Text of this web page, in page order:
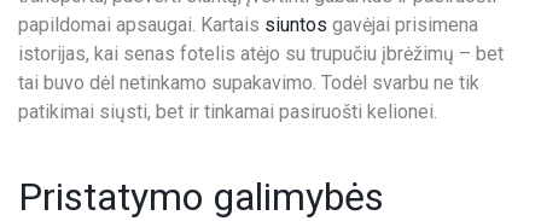
E
N
O
S
papildomai apsaugai. Kartais siuntos gavėjai prisimena
istorijas, kai senas fotelis atėjo su trupučiu įbrėžimų – bet
tai buvo dėl netinkamo supakavimo. Todėl svarbu ne tik
patikimai siųsti, bet ir tinkamai pasiruošti kelionei.
Pristatymo galimybės